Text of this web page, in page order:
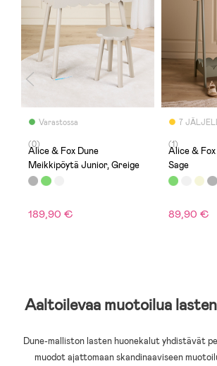
Varastossa
(0)
Alice & Fox Dune
Meikkipöytä Junior, Greige
189,90 €
7
(1)
Alice &
Sage
89,90 €
Aaltoilevaa muotoilua
Dune-malliston lasten huonekalut yhdistävät
muodot ajattomaan skandinaaviseen